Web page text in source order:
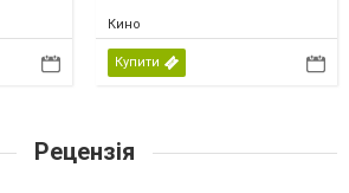
Кино
Купити
Рецензія